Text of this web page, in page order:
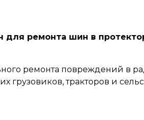
для ремонта шин в
ремонта повреждений в
грузовиков, тракторов и